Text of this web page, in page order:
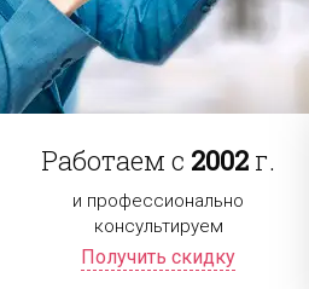
Работаем с 2002 г.
и профессионально
консультируем
Получить скидку